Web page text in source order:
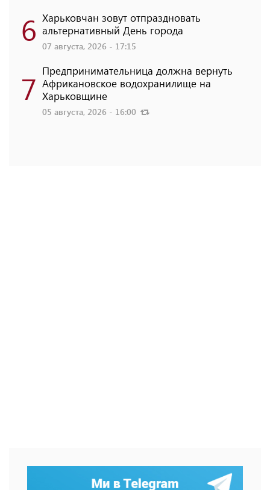
6 Харьковчан зовут отпраздновать
альтернативный День города
07 августа, 2026 - 17:15
7 Предпринимательница должна вернуть
Африкановское водохранилище на
Харьковщине
05 августа, 2026 - 16:00